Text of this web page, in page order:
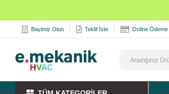
Bayimiz Olun Teklif İste Online Ödeme